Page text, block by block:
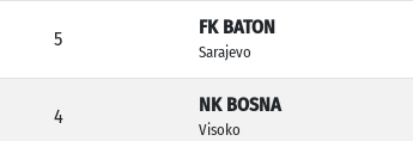
5
FK BATON
Sarajevo
4
NK BOSNA
Visoko